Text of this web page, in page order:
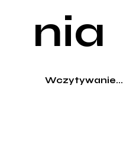
nia
Wczytywanie...